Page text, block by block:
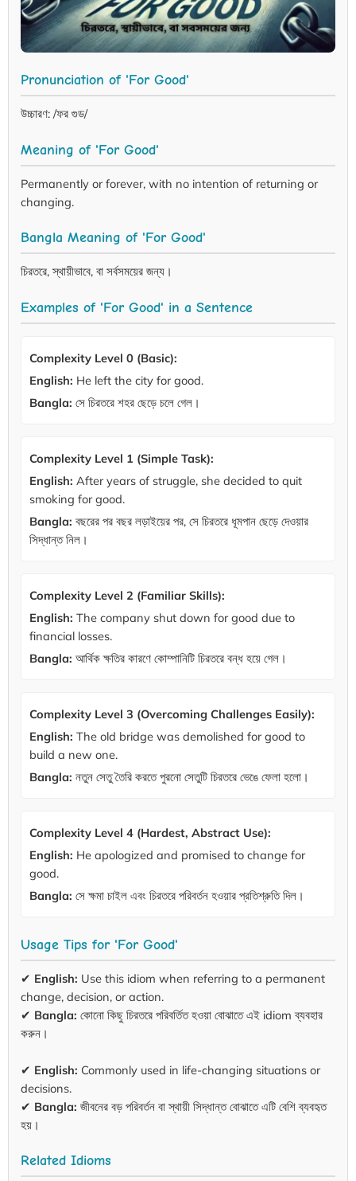
Pronunciation of 'For Good'
উচ্চারণ: /ফর গুড/
Meaning of 'For Good'
Permanently or forever, with no intention of returning or
changing.
Bangla Meaning of 'For Good'
চিরতরে, স্থায়ীভাবে, বা সর্বসময়ের জন্য।
Examples of 'For Good' in a Sentence
Complexity Level 0 (Basic):
English: He left the city for good.
Bangla: সে চিরতরে শহর ছেড়ে চলে গেল।
Complexity Level 1 (Simple Task):
English: After years of struggle, she decided to quit
smoking for good.
Bangla: বছরের পর বছর লড়াইয়ের পর, সে চিরতরে ধূমপান ছেড়ে দেওয়ার
সিদ্ধান্ত নিল।
Complexity Level 2 (Familiar Skills):
English: The company shut down for good due to
financial losses.
Bangla: আর্থিক ক্ষতির কারণে কোম্পানিটি চিরতরে বন্ধ হয়ে গেল।
Complexity Level 3 (Overcoming Challenges Easily):
English: The old bridge was demolished for good to
build a new one.
Bangla: নতুন সেতু তৈরি করতে পুরনো সেতুটি চিরতরে ভেঙে ফেলা হলো।
Complexity Level 4 (Hardest, Abstract Use):
English: He apologized and promised to change for
good.
Bangla: সে ক্ষমা চাইল এবং চিরতরে পরিবর্তন হওয়ার প্রতিশ্রুতি দিল।
Usage Tips for 'For Good'
✔ English: Use this idiom when referring to a permanent
change, decision, or action.
✔ Bangla: কোনো কিছু চিরতরে পরিবর্তিত হওয়া বোঝাতে এই idiom ব্যবহার
করুন।
✔ English: Commonly used in life-changing situations or
decisions.
✔ Bangla: জীবনের বড় পরিবর্তন বা স্থায়ী সিদ্ধান্ত বোঝাতে এটি বেশি ব্যবহৃত
হয়।
Related Idioms